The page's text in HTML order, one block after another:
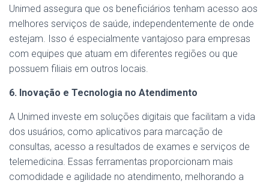
Unimed assegura que os beneficiários tenham acesso aos
melhores serviços de saúde, independentemente de onde
estejam. Isso é especialmente vantajoso para empresas
com equipes que atuam em diferentes regiões ou que
possuem filiais em outros locais.
6. Inovação e Tecnologia no Atendimento
A Unimed investe em soluções digitais que facilitam a vida
dos usuários, como aplicativos para marcação de
consultas, acesso a resultados de exames e serviços de
telemedicina. Essas ferramentas proporcionam mais
comodidade e agilidade no atendimento, melhorando a